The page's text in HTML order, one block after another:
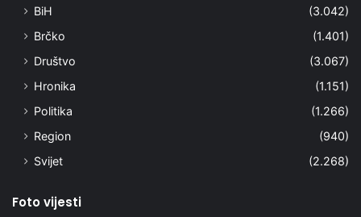
BiH
(3.042)
Brčko
(1.401)
Društvo
(3.067)
Hronika
(1.151)
Politika
(1.266)
Region
(940)
Svijet
(2.268)
Foto vijesti